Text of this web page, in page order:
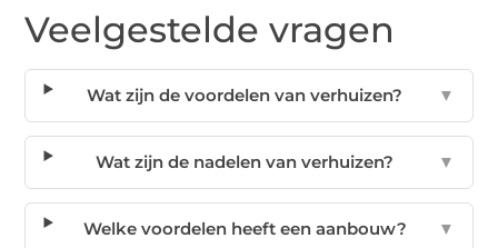
Veelgestelde vragen
Wat zijn de voordelen van verhuizen? ▼
Wat zijn de nadelen van verhuizen? ▼
Welke voordelen heeft een aanbouw? ▼